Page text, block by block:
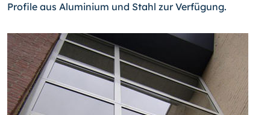
Profile aus Aluminium und Stahl zur Verfügung.